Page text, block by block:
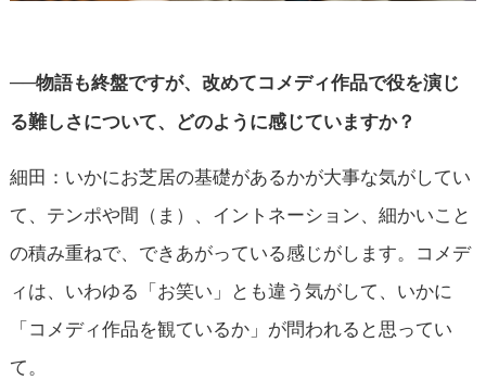
──物語も終盤ですが、改めてコメディ作品で役を演じ
る難しさについて、どのように感じていますか？
細田：いかにお芝居の基礎があるかが大事な気がしてい
て、テンポや間（ま）、イントネーション、細かいこと
の積み重ねで、できあがっている感じがします。コメデ
ィは、いわゆる「お笑い」とも違う気がして、いかに
「コメディ作品を観ているか」が問われると思ってい
て。